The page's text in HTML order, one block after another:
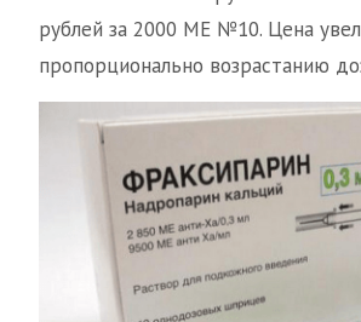
рублей за 2000 МЕ №10. Цена
пропорционально возрастанию